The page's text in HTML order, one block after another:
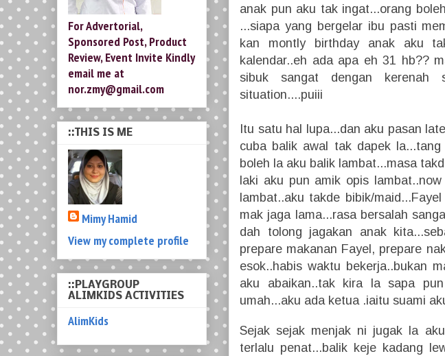
anak pun aku tak ingat...orang
...siapa yang bergelar ibu pasti
kan montly birthday anak aku
kalendar..eh ada apa eh 31 hb??
sibuk sangat dengan kerenah
situation....puiii
Itu satu hal lupa...dan aku pasan
cuba balik awal tak dapek
boleh la aku balik lambat...masa
laki aku pun amik opis
lambat..aku takde bibik/
mak jaga lama...rasa bersalah
dah tolong jagakan anak
prepare makanan Fayel, prepare
esok..habis waktu bekerja..bukan
aku abaikan..tak kira la sapa
umah...aku ada ketua .iaitu suami
Sejak sejak menjak ni jugak la
terlalu penat...balik keje kadang
For Advertorial,
Sponsored Post, Product
Review, Event Invite Kindly
email me at
nor.zmy@gmail.com
::THIS IS ME
Mimy Hamid
View my complete profile
::PLAYGROUP
ALIMKIDS ACTIVITIES
AlimKids